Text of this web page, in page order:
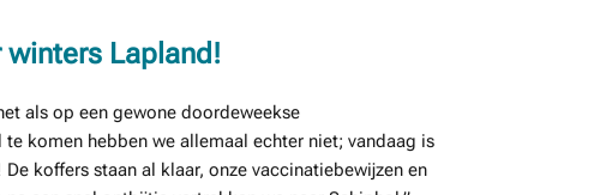
winters Lapland!
als op een gewone doordeweekse
komen hebben we allemaal echter niet; vandaag is
koffers staan al klaar, onze vaccinatiebewijzen en